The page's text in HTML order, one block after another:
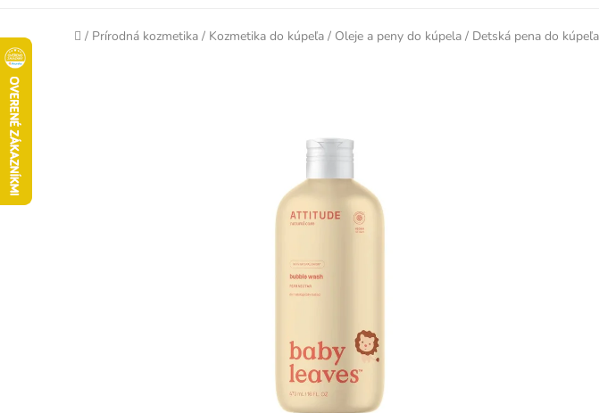
Domov
/ Prírodná kozmetika / Kozmetika do kúpeľa / Oleje a peny do kúpela / Detská pena do